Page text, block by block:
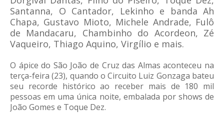
Santanna, O Cantador, Lekinho e banda Ah
Chapa, Gustavo Mioto, Michele Andrade, Fulô
de Mandacaru, Chambinho do Acordeon, Zé
Vaqueiro, Thiago Aquino, Virgílio e mais.
O ápice do São João de Cruz das Almas aconteceu na
terça-feira (23), quando o Circuito Luiz Gonzaga bateu
seu recorde histórico ao receber mais de 180 mil
pessoas em uma única noite, embalada por shows de
João Gomes e Toque Dez.